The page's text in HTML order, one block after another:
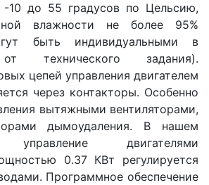
-10 до 55 градусов по Цельсию,
влажности не более 95%
быть индивидуальными в
технического задания).
цепей управления двигателем
через контакторы. Особенно
вытяжными вентиляторами,
дымоудаления. В нашем
управление двигателями
0.37 КВт регулируется
Программное обеспечение